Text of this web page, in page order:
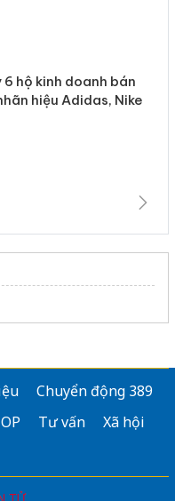
6 hộ kinh doanh bán
hiệu Adidas, Nike
Chuyển động 389
Tư vấn
Xã hội